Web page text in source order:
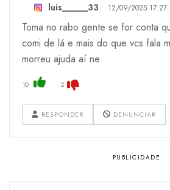
luis______33 12/09/2025 17:27
Toma no rabo gente se for conta
comi de lá e mais do que vcs fala
morreu ajuda aí ne
10 2
RESPONDER DENUNCIAR